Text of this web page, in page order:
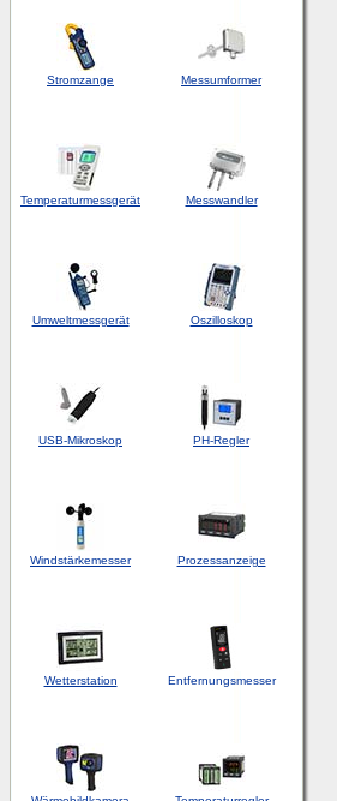
Stromzange Messumformer
Temperaturmessgerät Messwandler
Umweltmessgerät Oszilloskop
USB-Mikroskop PH-Regler
Windstärkemesser Prozessanzeige
Wetterstation Entfernungsmesser